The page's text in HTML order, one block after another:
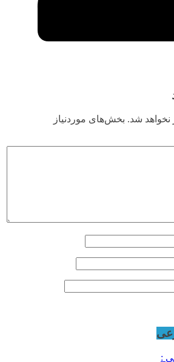
نخواهد شد. بخش‌های موردنیاز